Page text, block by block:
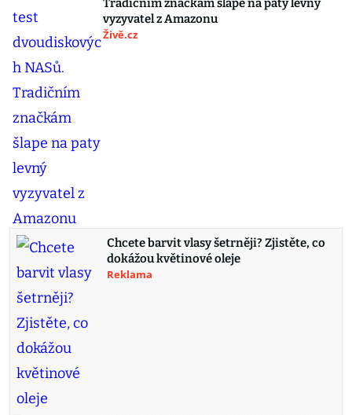
Tradičním značkám šlape na paty levný
vyzyvatel z Amazonu
Živě.cz
Chcete barvit vlasy šetrněji? Zjistěte, co
dokážou květinové oleje
Reklama